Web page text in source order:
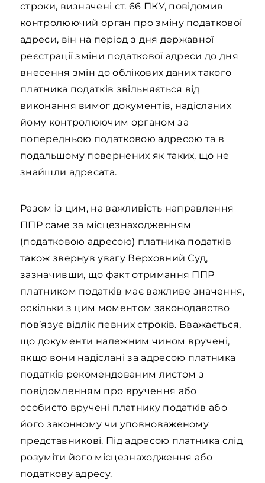
строки, визначені ст. 66 ПКУ, повідомив
контролюючий орган про зміну податкової
адреси, він на період з дня державної
реєстрації зміни податкової адреси до дня
внесення змін до облікових даних такого
платника податків звільняється від
виконання вимог документів, надісланих
йому контролюючим органом за
попередньою податковою адресою та в
подальшому повернених як таких, що не
знайшли адресата.
Разом із цим, на важливість направлення
ППР саме за місцезнаходженням
(податковою адресою) платника податків
також звернув увагу Верховний Суд,
зазначивши, що факт отримання ППР
платником податків має важливе значення,
оскільки з цим моментом законодавство
пов’язує відлік певних строків. Вважається,
що документи належним чином вручені,
якщо вони надіслані за адресою платника
податків рекомендованим листом з
повідомленням про вручення або
особисто вручені платнику податків або
його законному чи уповноваженому
представникові. Під адресою платника слід
розуміти його місцезнаходження або
податкову адресу.